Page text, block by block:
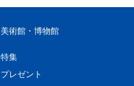
美術館・博物館
特集
プレゼント